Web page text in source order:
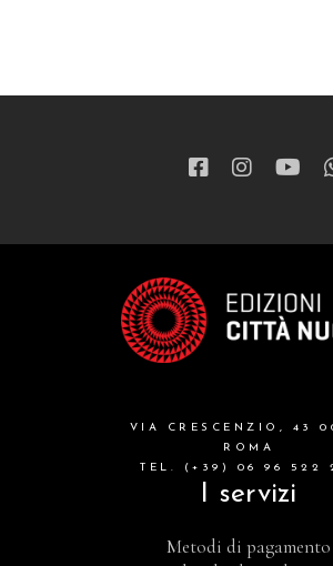
VIA CRESCENZIO, 43
ROMA
TEL. (+39) 06 96 522
I servizi
Metodi di pagamento